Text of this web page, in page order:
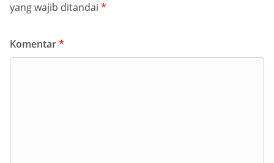
yang wajib ditandai *
Komentar*